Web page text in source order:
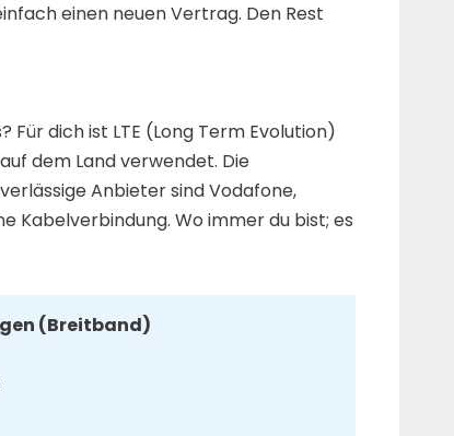
einen neuen Vertrag. Den Rest
dich ist LTE (Long Term Evolution)
dem Land verwendet. Die
Anbieter sind Vodafone,
Kabelverbindung. Wo immer du bist; es
(Breitband)